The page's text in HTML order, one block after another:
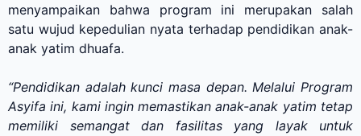
menyampaikan bahwa program ini merupakan salah
satu wujud kepedulian nyata terhadap pendidikan anak-
anak yatim dhuafa.
“Pendidikan adalah kunci masa depan. Melalui Program
Asyifa ini, kami ingin memastikan anak-anak yatim tetap
memiliki semangat dan fasilitas yang layak untuk